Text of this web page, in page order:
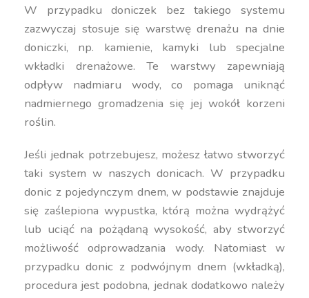
W przypadku doniczek bez takiego systemu
zazwyczaj stosuje się warstwę drenażu na dnie
doniczki, np. kamienie, kamyki lub specjalne
wkładki drenażowe. Te warstwy zapewniają
odpływ nadmiaru wody, co pomaga uniknąć
nadmiernego gromadzenia się jej wokół korzeni
roślin.
Jeśli jednak potrzebujesz, możesz łatwo stworzyć
taki system w naszych donicach. W przypadku
donic z pojedynczym dnem, w podstawie znajduje
się zaślepiona wypustka, którą można wydrążyć
lub uciąć na pożądaną wysokość, aby stworzyć
możliwość odprowadzania wody. Natomiast w
przypadku donic z podwójnym dnem (wkładką),
procedura jest podobna, jednak dodatkowo należy